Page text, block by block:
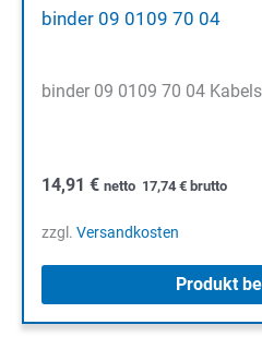
binder 09 0109 70 04
binder 09 0109 70 04
14,91 € netto 17,74 € brutto
zzgl. Versandkosten
Produkt